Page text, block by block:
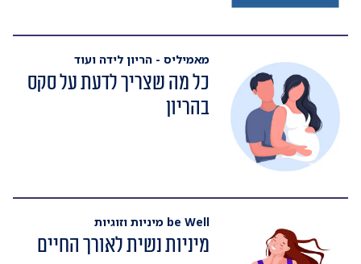
מאמיליס - הריון לידה ועוד
כל מה שצריך לדעת על סקס
בהריון
be Well מיניות וזוגיות
מיניות נשית לאורך החיים